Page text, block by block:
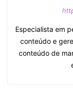
Especialista em
conteúdo e
conteúdo de